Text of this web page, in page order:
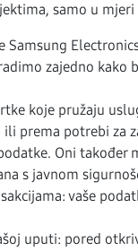
samo u
zajedno
koje pružaju
prema potrebi
Oni
s javnom
vaše
uputi: pored